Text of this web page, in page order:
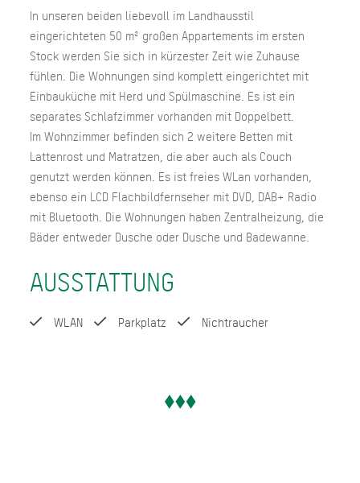
In unseren beiden liebevoll im Landhausstil
eingerichteten 50 m² großen Appartements im ersten
Stock werden Sie sich in kürzester Zeit wie Zuhause
fühlen. Die Wohnungen sind komplett eingerichtet mit
Einbauküche mit Herd und Spülmaschine. Es ist ein
separates Schlafzimmer vorhanden mit Doppelbett.
Im Wohnzimmer befinden sich 2 weitere Betten mit
Lattenrost und Matratzen, die aber auch als Couch
genutzt werden können. Es ist freies WLan vorhanden,
ebenso ein LCD Flachbildfernseher mit DVD, DAB+ Radio
mit Bluetooth. Die Wohnungen haben Zentralheizung, die
Bäder entweder Dusche oder Dusche und Badewanne.
AUSSTATTUNG
WLAN Parkplatz Nichtraucher